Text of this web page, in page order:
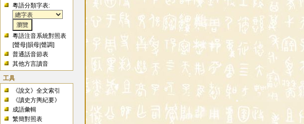
粵語分類字表:
粵語注音系統對照表
[聲母 |韻母 |聲調]
普通話音節表
其他方言讀音
工具
《說文》全文索引
《讀史方輿紀要》
成語彙輯
繁簡對照表